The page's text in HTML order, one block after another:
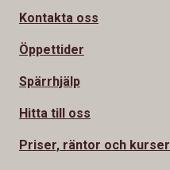
Kontakta oss
Öppettider
Spärrhjälp
Hitta till oss
Priser, räntor och kurser